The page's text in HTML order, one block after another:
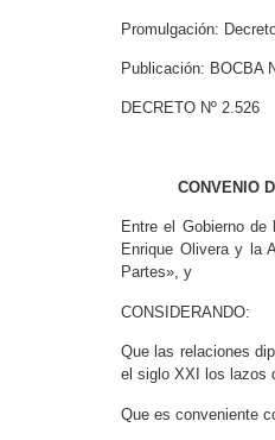
Promulgación:
Publicación: BOCBA
DECRETO Nº 2.526
CONVENIO
Entre el Gobierno
Enrique Olivera y la
Partes», y
CONSIDERANDO:
Que las relaciones
el siglo XXI los lazos
Que es conveniente